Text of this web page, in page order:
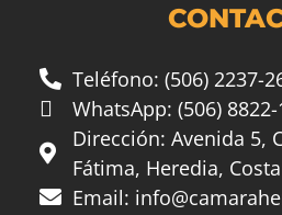
Teléfono: (506) 2237-
WhatsApp: (506)
Dirección: Avenida 5,
Fátima, Heredia,
Email: